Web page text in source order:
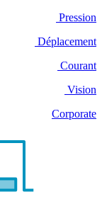
Pression
Déplacement
Courant
Vision
Corporate